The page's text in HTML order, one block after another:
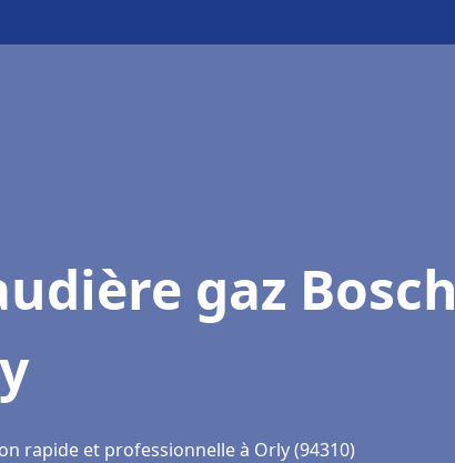
gaz Bosch
rapide et professionnelle à Orly (94310)